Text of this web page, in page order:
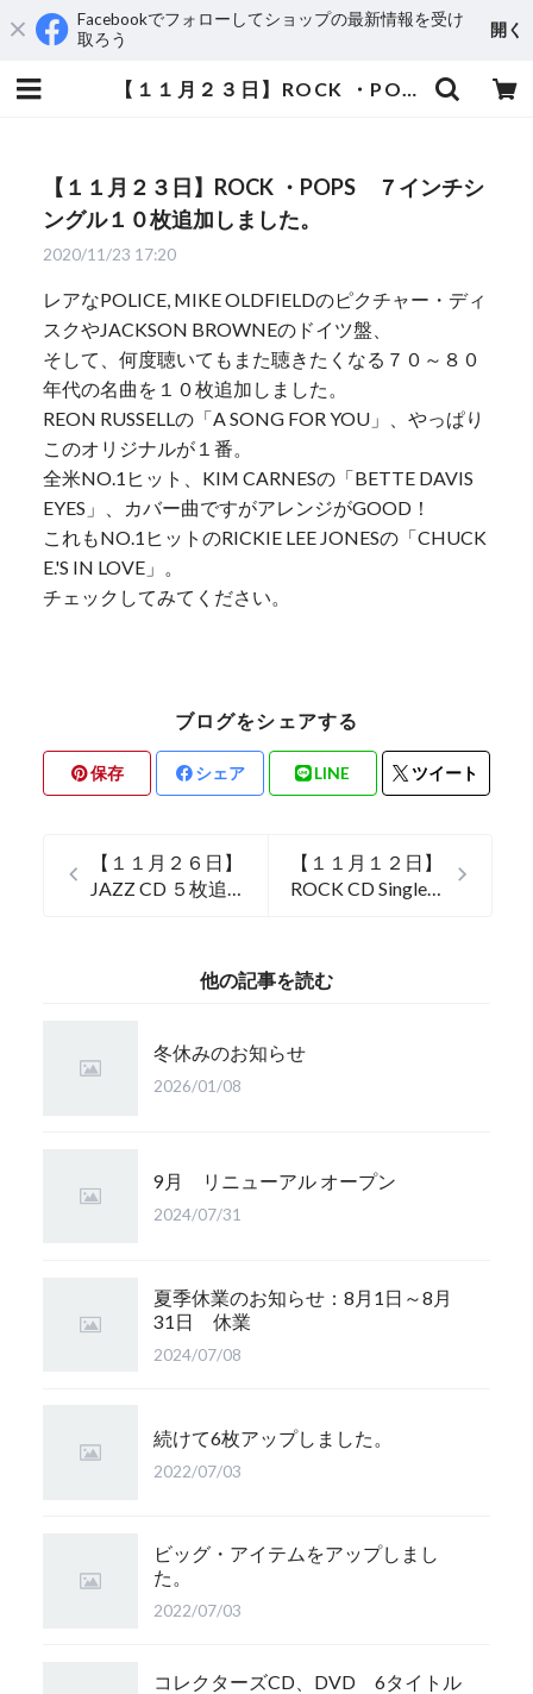
Facebookでフォローしてショップの最新情報を受け
取ろう
開く
【１１月２３日】ROCK ・POPS ７インチシングル１０枚追加しました。 | aeromamas2000
【１１月２３日】ROCK ・POPS ７インチシ
ングル１０枚追加しました。
2020/11/23 17:20
レアなPOLICE, MIKE OLDFIELDのピクチャー・ディ
スクやJACKSON BROWNEのドイツ盤、
そして、何度聴いてもまた聴きたくなる７０～８０
年代の名曲を１０枚追加しました。
REON RUSSELLの「A SONG FOR YOU」、やっぱり
このオリジナルが１番。
全米NO.1ヒット、KIM CARNESの「BETTE DAVIS
EYES」、カバー曲ですがアレンジがGOOD！
これもNO.1ヒットのRICKIE LEE JONESの「CHUCK
E.'S IN LOVE」。
チェックしてみてください。
ブログをシェアする
保存 シェア LINE ツイート
【１１月２６日】
JAZZ CD ５枚追
【１１月１２日】
ROCK CD Single
した。
他の記事を読む
冬休みのお知らせ
2026/01/08
9月 リニューアル オープン
2024/07/31
夏季休業のお知らせ：8月1日～8月
31日 休業
2024/07/08
続けて6枚アップしました。
2022/07/03
ビッグ・アイテムをアップしまし
た。
2022/07/03
コレクターズCD、DVD 6タイトル